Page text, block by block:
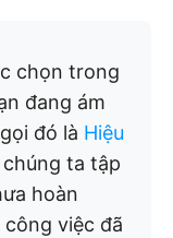
chọn trong
đang ám
đó là Hiệu
ta tập
hoàn
việc đã